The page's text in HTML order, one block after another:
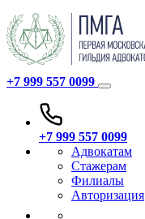
+7 999 557 0099
+7 999 557 0099
Адвокатам
Стажерам
Филиалы
Авторизация